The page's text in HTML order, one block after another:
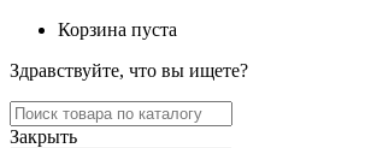
Корзина пуста
Здравствуйте, что вы ищете?
Закрыть